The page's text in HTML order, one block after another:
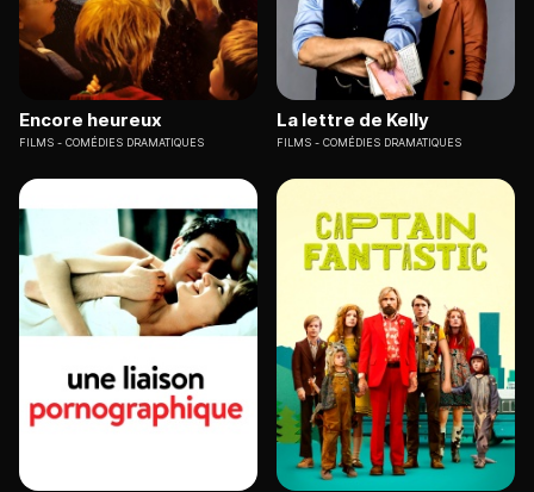
Encore heureux
FILMS COMÉDIES DRAMATIQUES
La lettre de Kelly
FILMS COMÉDIES DRAMATIQUES